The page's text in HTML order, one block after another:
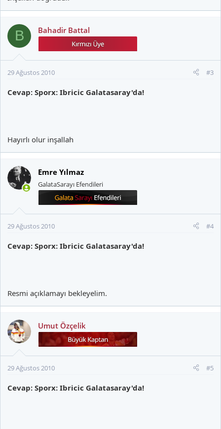
B Bahadir Battal
29 Ağustos 2010 #3
Cevap: Sporx: Ibricic Galatasaray'da!
Hayırlı olur inşallah
Emre Yılmaz
GalataSarayı Efendileri
29 Ağustos 2010 #4
Cevap: Sporx: Ibricic Galatasaray'da!
Resmi açıklamayı bekleyelim.
Umut Özçelik
29 Ağustos 2010 #5
Cevap: Sporx: Ibricic Galatasaray'da!